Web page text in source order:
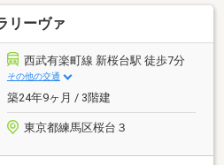
リーヴァ
西武有楽町線 新桜台駅 徒歩7分
その他の交通
築24年9ヶ月 / 3階建
東京都練馬区桜台３